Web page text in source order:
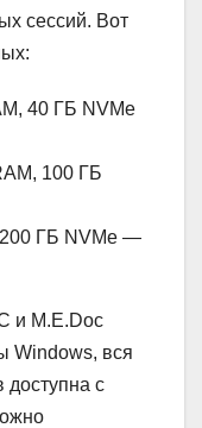
сессий. Вот
40 ГБ NVMe
100 ГБ
ГБ NVMe —
и M.E.Doc
Windows, вся
доступна с